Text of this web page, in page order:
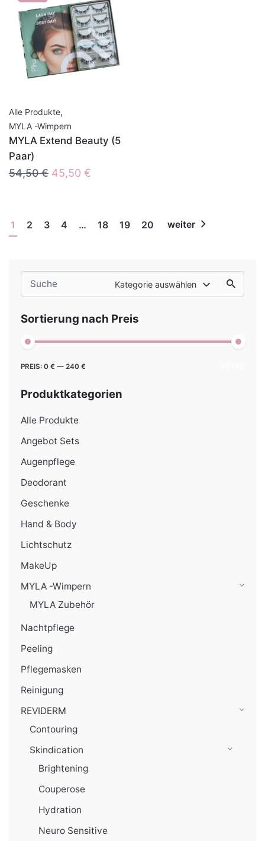
Search
for
Kategorie auswählen
Sortierung nach Preis
Min.
Max.
PREIS: 0 € — 240 €
Produktkategorien
Alle Produkte
Angebot Sets
Augenpflege
Deodorant
Geschenke
Hand & Body
Lichtschutz
MakeUp
MYLA -Wimpern
MYLA Zubehör
Nachtpflege
Peeling
Pflegemasken
Reinigung
REVIDERM
Contouring
Skindication
Brightening
Couperose
Hydration
Neuro Sensitive
Alle Produkte,
MYLA -Wimpern
MYLA Extend Beauty (5
Paar)
54,50€ Ursprünglicher
54,50 €
45,50 €
45,50 €.
1 2 3 4 … 18 19 20 weiter